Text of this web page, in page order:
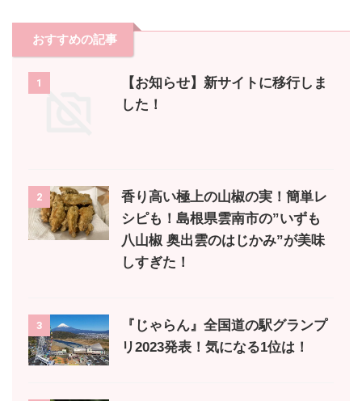
おすすめの記事
1
【お知らせ】新サイトに移行しま
した！
2
香り高い極上の山椒の実！簡単レ
シピも！島根県雲南市の”いずも
八山椒 奥出雲のはじかみ”が美味
しすぎた！
3
『じゃらん』全国道の駅グランプ
リ2023発表！気になる1位は！